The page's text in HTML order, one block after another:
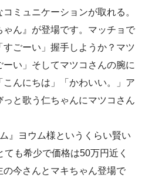
ミュニケーションが取れる。
ん』が登場です。マッチョで
ごーい」握手しようか？マツ
い」そしてマツコさんの腕に
こんにちは」「かわいい。」ア
と歌う仁ちゃんにマツコさん
』ヨウム様というくらい賢い
も希少で価格は50万円近く
今さんとマキちゃん登場で